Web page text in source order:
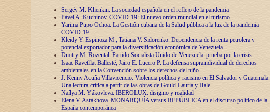
Sergéy M. Khenkin. La sociedad española en el reflejo de la pandemia
Pável A. Kuchínov. COVID-19: El nuevo orden mundial en el turismo
Yarima Pupo Ochoa. La Gestión cubana de la Salud pública a la luz de la pandemia
COVID-19
Kleidy Y. Espinoza M., Tatiana V. Sidorenko. Dependencia de la renta petrolera y
potencial exportador para la diversificación económica de Venezuela
Dmitry M. Rozental. Partido Socialista Unido de Venezuela: prueba por la crisis
Isaac Ravetllat Ballesté, Jairo E. Lucero P. La defensa supraindividual de derechos
ambientales en la Convención sobre los derechos del niño
J. Kenny Acuña Villavicencio. Violencia política y racismo en El Salvador y Guatemala.
Una lectura crítica a partir de las obras de Gould-Lauria y Hale
Naílya M. Yákovleva. IBEROLUX: disignio y realidad
Elena V. Astákhova. MONARQUÍA versus REPÚBLICA en el discurso político de la
España contemporánea